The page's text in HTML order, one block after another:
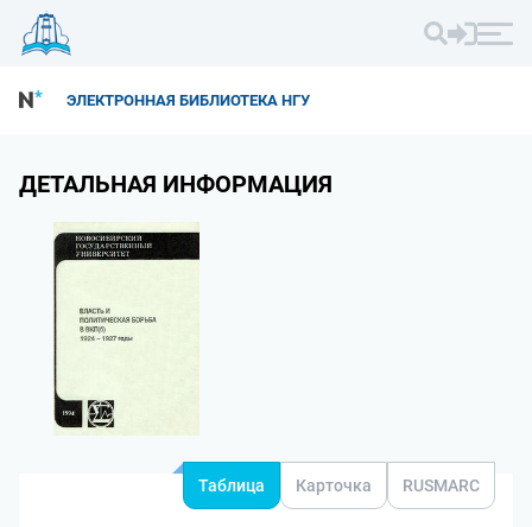
ЭЛЕКТРОННАЯ БИБЛИОТЕКА НГУ
ДЕТАЛЬНАЯ ИНФОРМАЦИЯ
Таблица Карточка RUSMARC